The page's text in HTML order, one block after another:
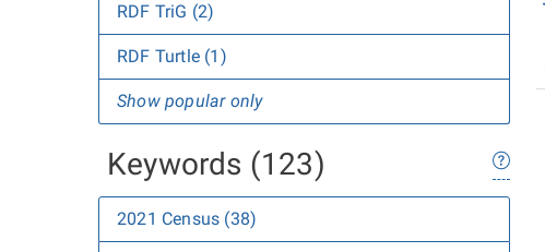
RDF TriG (2)
RDF Turtle (1)
Show popular only
Keywords (123)
2021 Census (38)